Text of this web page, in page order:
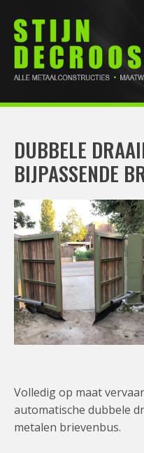
DUBBELE
BIJPASSENDE
Volledig op maat
automatische dubbele
metalen brievenbus.